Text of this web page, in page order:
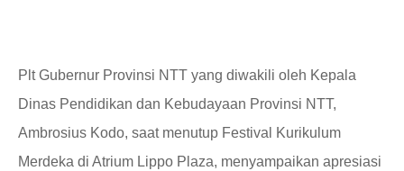
Plt Gubernur Provinsi NTT yang diwakili oleh Kepala
Dinas Pendidikan dan Kebudayaan Provinsi NTT,
Ambrosius Kodo, saat menutup Festival Kurikulum
Merdeka di Atrium Lippo Plaza, menyampaikan apresiasi